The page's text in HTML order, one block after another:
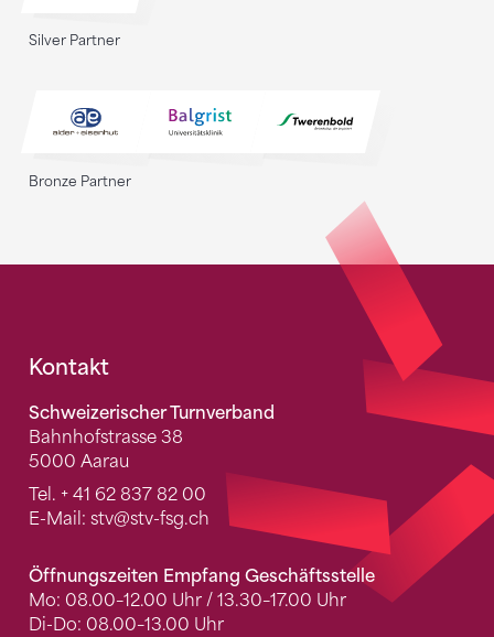
Silver Partner
Bronze Partner
Fusszeile
Kontakt
Schweizerischer Turnverband
Bahnhofstrasse 38
5000 Aarau
Tel. + 41 62 837 82 00
E-Mail: stv@stv-fsg.ch
Öffnungszeiten Empfang Geschäftsstelle
Mo: 08.00–12.00 Uhr / 13.30–17.00 Uhr
Di-Do: 08.00–13.00 Uhr